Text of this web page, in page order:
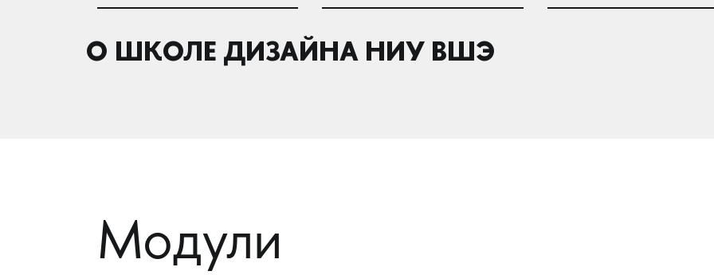
О ШКОЛЕ ДИЗАЙНА НИУ ВШЭ
Модули